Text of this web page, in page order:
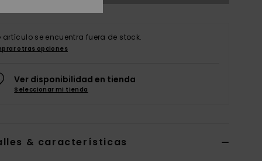
artículo se encuentra fuera de stock.
otras opciones
Ver disponibilidad en tienda
Seleccionar mi tienda
& características